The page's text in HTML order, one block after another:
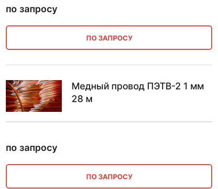
по запросу
ПО ЗАПРОСУ
Медный провод ПЭТВ-2 1 мм
28 м
по запросу
ПО ЗАПРОСУ